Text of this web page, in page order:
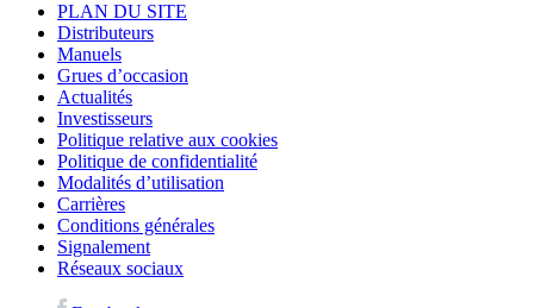
PLAN DU SITE
Distributeurs
Manuels
Grues d’occasion
Actualités
Investisseurs
Politique relative aux cookies
Politique de confidentialité
Modalités d’utilisation
Carrières
Conditions générales
Signalement
Réseaux sociaux